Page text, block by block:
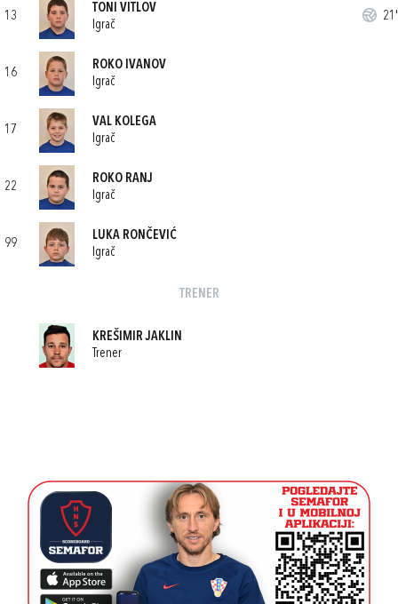
13
TONI VITLOV
Igrač
21'
16
ROKO IVANOV
Igrač
17
VAL KOLEGA
Igrač
22
ROKO RANJ
Igrač
99
LUKA RONČEVIĆ
Igrač
TRENER
KREŠIMIR JAKLIN
Trener